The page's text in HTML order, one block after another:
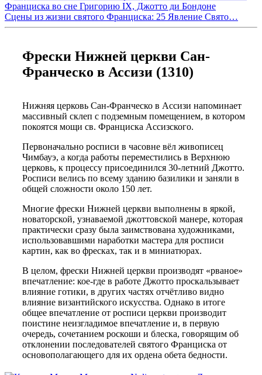
Сцены из жизни святого Франциска: 25 Явление Свято…
Фрески Нижней церкви Сан-
Франческо в Ассизи (1310)
Нижняя церковь Сан-Франческо в Ассизи напоминает
массивный склеп с подземным помещением, в котором
покоятся мощи св. Франциска Ассизского.
Первоначально росписи в часовне вёл живописец
Чимбауэ, а когда работы переместились в Верхнюю
церковь, к процессу присоединился 30-летний Джотто.
Росписи велись по всему зданию базилики и заняли в
общей сложности около 150 лет.
Многие фрески Нижней церкви выполнены в яркой,
новаторской, узнаваемой джоттовской манере, которая
практически сразу была заимствована художниками,
использовавшими наработки мастера для росписи
картин, как во фресках, так и в миниатюрах.
В целом, фрески Нижней церкви производят «рваное»
впечатление: кое-где в работе Джотто проскальзывает
влияние готики, в других частях отчётливо видно
влияние византийского искусства. Однако в итоге
общее впечатление от росписи церкви производит
поистине неизгладимое впечатление и, в первую
очередь, сочетанием роскоши и блеска, говорящим об
отклонении последователей святого Франциска от
основополагающего для их ордена обета бедности.